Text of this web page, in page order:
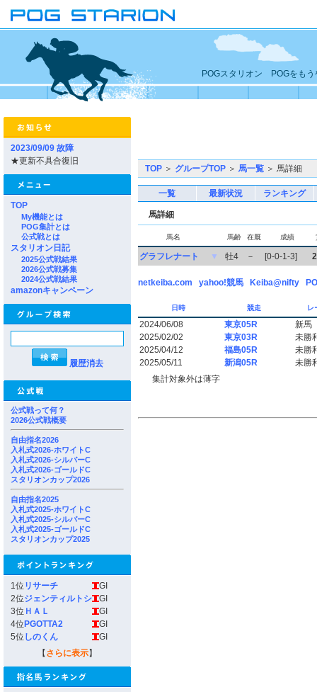
POGスタリオン POGをもう
2023/09/09 故障
★更新不具合復旧
TOP
My機能とは
POG集計とは
公式戦とは
スタリオン日記
2025公式戦結果
2026公式戦募集
2024公式戦結果
amazonキャンペーン
履歴消去
公式戦って何？
2026公式戦概要
自由指名2026
入札式2026-ホワイトC
入札式2026-シルバーC
入札式2026-ゴールドC
スタリオンカップ2026
自由指名2025
入札式2025-ホワイトC
入札式2025-シルバーC
入札式2025-ゴールドC
スタリオンカップ2025
1位 リサーチ
GI
2位ジェンティルトシ
GI
3位 ＨＡＬ
GI
4位 PGOTTA2
GI
5位 しのくん
GI
【 さらに表示】
TOP ＞ グループTOP ＞ 馬一覧 ＞ 馬詳細
一覧 最新状況 ランキング
馬詳細
馬名 馬齢 在厩 成績
グラフレナート ▼ 牡4 － [0-0-1-3]
netkeiba.com yahoo!競馬 Keiba@nifty
日時 競走 レ
2024/06/08 東京05R
新馬
2025/02/02
東京03R
未勝
2025/04/12
福島05R
未勝
2025/05/11
新潟05R
未勝
集計対象外は薄字